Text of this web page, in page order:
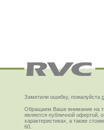
Заметили ошибку, пожалуйста
Обращаем Ваше внимание на
является публичной офертой,
характеристиках, а также
60.